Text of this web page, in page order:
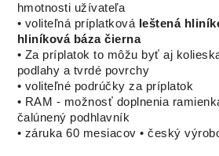
hmotnosti užívateľa
• voliteľná príplatková leštená
hliníková báza čierna
• Za príplatok to môžu byť aj
podlahy a tvrdé povrchy
• voliteľné podrúčky za príplatok
• RAM - možnosť doplnenia
čalúnený podhlavník
• záruka 60 mesiacov • český